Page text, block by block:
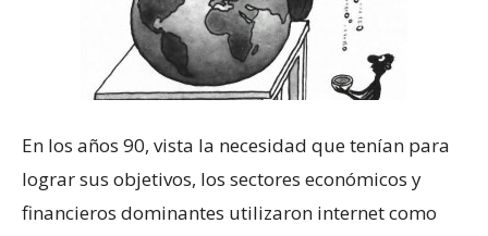
En los años 90, vista la necesidad que tenían para
lograr sus objetivos, los sectores económicos y
financieros dominantes utilizaron internet como